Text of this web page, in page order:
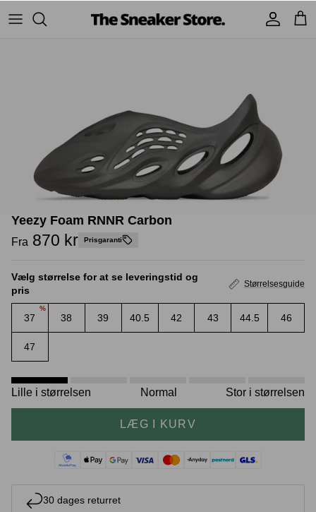
UGG
Jordans
Andre brands
BAPE - A Bathing Ape
TSS Collection
Accessories Sneaker boks
Crease protectors Skotræ
Yeezy Foam RNNR Carbon
Fra 870 kr Prisgaranti
Vælg størrelse for at se leveringstid og
pris
Størrelsesguide
37
%
38 39 40.5 42 43 44.5 46
47
Lille i størrelsen Normal Stor i størrelsen
LÆG I KURV
30 dages returret